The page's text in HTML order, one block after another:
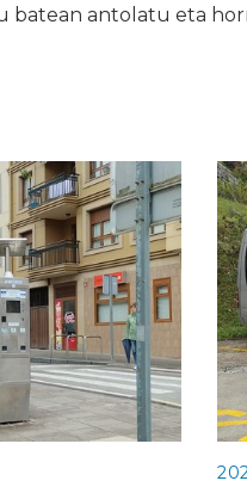
batean antolatu eta